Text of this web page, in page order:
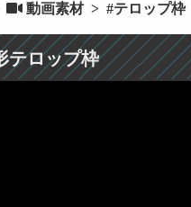
 動画素材 > #テロップ枠
テロップ枠